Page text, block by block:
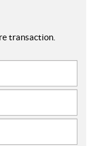
transaction.